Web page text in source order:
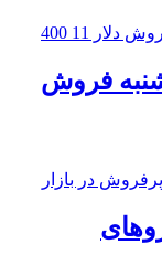
فروش